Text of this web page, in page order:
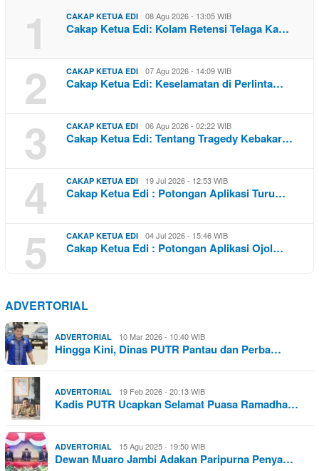
1 CAKAP KETUA EDI 08 Agu 2026 - 13:05 WIB
Cakap Ketua Edi: Kolam Retensi Telaga Ka…
2 CAKAP KETUA EDI 07 Agu 2026 - 14:09 WIB
Cakap Ketua Edi: Keselamatan di Perlinta…
3 CAKAP KETUA EDI 06 Agu 2026 - 02:22 WIB
Cakap Ketua Edi: Tentang Tragedy Kebakar…
4 CAKAP KETUA EDI 19 Jul 2026 - 12:53 WIB
Cakap Ketua Edi : Potongan Aplikasi Turu…
5 CAKAP KETUA EDI 04 Jul 2026 - 15:46 WIB
Cakap Ketua Edi : Potongan Aplikasi Ojol…
ADVERTORIAL
ADVERTORIAL 10 Mar 2026 - 10:40 WIB
Hingga Kini, Dinas PUTR Pantau dan Perba…
ADVERTORIAL 19 Feb 2026 - 20:13 WIB
Kadis PUTR Ucapkan Selamat Puasa Ramadha…
ADVERTORIAL 15 Agu 2025 - 19:50 WIB
Dewan Muaro Jambi Adakan Paripurna Penya…